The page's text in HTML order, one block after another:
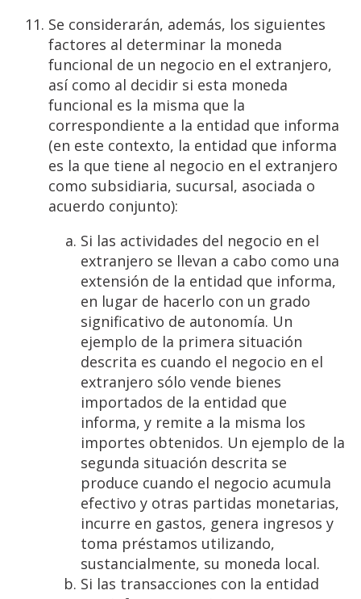
Se considerarán, además, los siguientes
factores al determinar la moneda
funcional de un negocio en el extranjero,
así como al decidir si esta moneda
funcional es la misma que la
correspondiente a la entidad que informa
(en este contexto, la entidad que informa
es la que tiene al negocio en el extranjero
como subsidiaria, sucursal, asociada o
acuerdo conjunto):
Si las actividades del negocio en el
extranjero se llevan a cabo como una
extensión de la entidad que informa,
en lugar de hacerlo con un grado
significativo de autonomía. Un
ejemplo de la primera situación
descrita es cuando el negocio en el
extranjero sólo vende bienes
importados de la entidad que
informa, y remite a la misma los
importes obtenidos. Un ejemplo de la
segunda situación descrita se
produce cuando el negocio acumula
efectivo y otras partidas monetarias,
incurre en gastos, genera ingresos y
toma préstamos utilizando,
sustancialmente, su moneda local.
Si las transacciones con la entidad